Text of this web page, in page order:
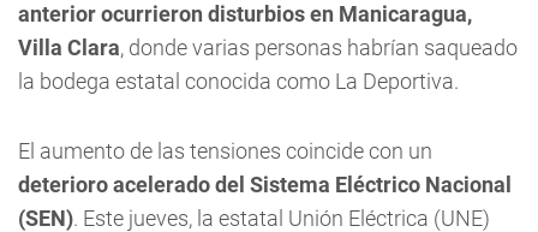
anterior ocurrieron disturbios en Manicaragua,
Villa Clara, donde varias personas habrían saqueado
la bodega estatal conocida como La Deportiva.
El aumento de las tensiones coincide con un
deterioro acelerado del Sistema Eléctrico Nacional
(SEN). Este jueves, la estatal Unión Eléctrica (UNE)